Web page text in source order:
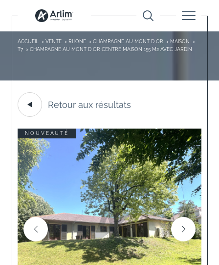
ACCUEIL VENTE RHONE CHAMPAGNE AU MONT D OR
MAISON
T7
CHAMPAGNE AU MONT D OR CENTRE MAISON 155 M2 AVEC JARDIN
Retour aux résultats
NOUVEAUTÉ